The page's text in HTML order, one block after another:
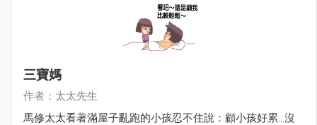
三寶媽
作者：太太先生
馬修太太看著滿屋子亂跑的小孩忍不住說：顧小孩好累...沒